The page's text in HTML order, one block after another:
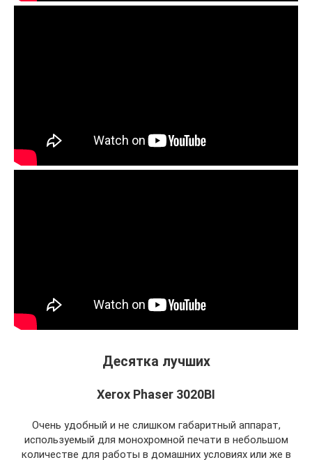
Десятка лучших
Xerox Phaser 3020BI
Очень удобный и не слишком габаритный аппарат,
используемый для монохромной печати в небольшом
количестве для работы в домашних условиях или же в